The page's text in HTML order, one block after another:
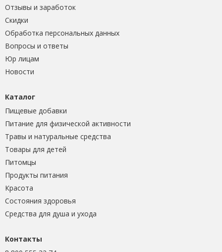
Отзывы и заработок
Скидки
Обработка персональных данных
Вопросы и ответы
Юр лицам
Новости
Каталог
Пищевые добавки
Питание для физической активности
Травы и натуральные средства
Товары для детей
Питомцы
Продукты питания
Красота
Состояния здоровья
Средства для душа и ухода
Контакты